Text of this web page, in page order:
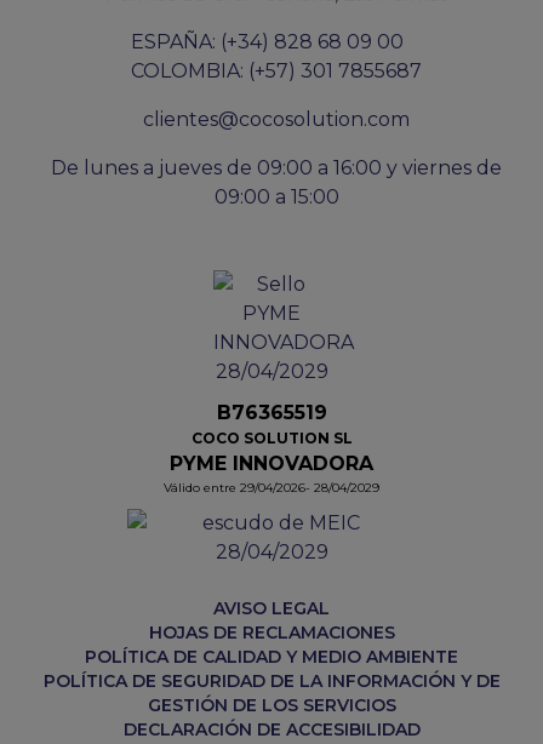
ESPAÑA: (+34) 828 68 09 00
COLOMBIA: (+57) 301 7855687
clientes@cocosolution.com
De lunes a jueves de 09:00 a 16:00 y viernes de
09:00 a 15:00
B76365519
COCO SOLUTION SL
PYME INNOVADORA
Válido entre 29/04/2026- 28/04/2029
AVISO LEGAL
HOJAS DE RECLAMACIONES
POLÍTICA DE CALIDAD Y MEDIO AMBIENTE
POLÍTICA DE SEGURIDAD DE LA INFORMACIÓN Y DE
GESTIÓN DE LOS SERVICIOS
DECLARACIÓN DE ACCESIBILIDAD